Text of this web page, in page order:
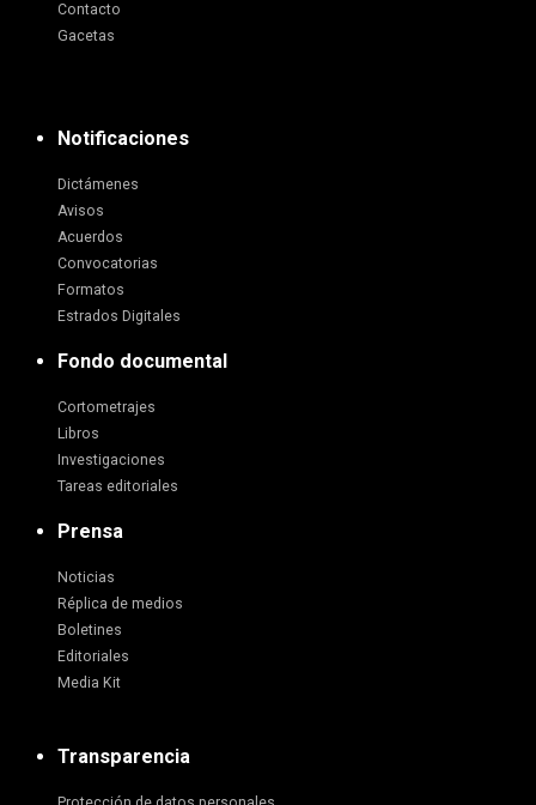
Contacto
Gacetas
Notificaciones
Dictámenes
Avisos
Acuerdos
Convocatorias
Formatos
Estrados Digitales
Fondo documental
Cortometrajes
Libros
Investigaciones
Tareas editoriales
Prensa
Noticias
Réplica de medios
Boletines
Editoriales
Media Kit
Transparencia